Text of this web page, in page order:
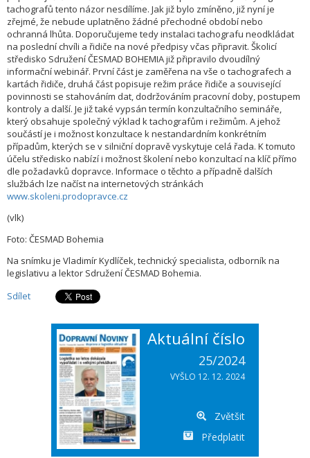
tachografů tento názor nesdílíme. Jak již bylo zmíněno, již nyní je
zřejmé, že nebude uplatněno žádné přechodné období nebo
ochranná lhůta. Doporučujeme tedy instalaci tachografu neodkládat
na poslední chvíli a řidiče na nové předpisy včas připravit. Školicí
středisko Sdružení ČESMAD BOHEMIA již připravilo dvoudílný
informační webinář. První část je zaměřena na vše o tachografech a
kartách řidiče, druhá část popisuje režim práce řidiče a související
povinnosti se stahováním dat, dodržováním pracovní doby, postupem
kontroly a další. Je již také vypsán termín konzultačního semináře,
který obsahuje společný výklad k tachografům i režimům. A jehož
součástí je i možnost konzultace k nestandardním konkrétním
případům, kterých se v silniční dopravě vyskytuje celá řada. K tomuto
účelu středisko nabízí i možnost školení nebo konzultací na klíč přímo
dle požadavků dopravce. Informace o těchto a případně dalších
službách lze načíst na internetových stránkách
www.skoleni.prodopravce.cz
(vlk)
Foto: ČESMAD Bohemia
Na snímku je Vladimír Kydlíček, technický specialista, odborník na
legislativu a lektor Sdružení ČESMAD Bohemia.
Sdílet
Aktuální číslo
25/2024
VYŠLO 12. 12. 2024
Zvětšit
Předplatit